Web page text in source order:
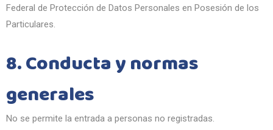
Federal de Protección de Datos Personales en Posesión de los
Particulares.
8. Conducta y normas
generales
No se permite la entrada a personas no registradas.